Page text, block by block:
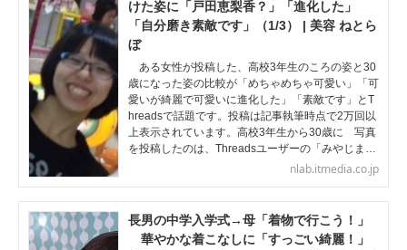
けた姿に「戸田恵梨香？」「進化した」
「自分磨き素敵です」（1/3） | 美容 ねとら
ぼ
ある女性が投稿した、高校3年生のころの姿と30
歳になった姿の比較が「めちゃめちゃ可愛い」「可
愛いが綺麗で可愛いに進化した」「素敵です」とT
hreadsで話題です。投稿は記事執筆時点で2万回以
上表示されています。高校3年生から30歳に 写真
を投稿したのは、Threadsユーザーの「みやじま…
nlab.itmedia.co.jp
長男の中学入学式→母「着物で行こう！」
華やかな着こなしに「すっごい綺麗！」